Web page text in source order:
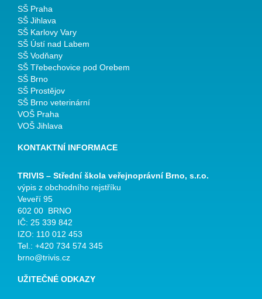
SŠ Praha
SŠ Jihlava
SŠ Karlovy Vary
SŠ Ústí nad Labem
SŠ Vodňany
SŠ Třebechovice pod Orebem
SŠ Brno
SŠ Prostějov
SŠ Brno veterinární
VOŠ Praha
VOŠ Jihlava
KONTAKTNÍ INFORMACE
TRIVIS – Střední škola veřejnoprávní Brno, s.r.o.
výpis z obchodního rejstříku
Veveří 95
602 00 BRNO
IČ: 25 339 842
IZO: 110 012 453
Tel.: +420 734 574 345
brno@trivis.cz
UŽITEČNÉ ODKAZY